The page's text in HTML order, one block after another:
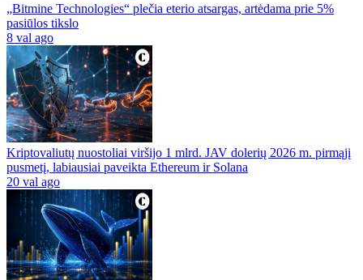
„Bitmine Technologies“ plečia eterio atsargas, artėdama prie 5%
pasiūlos tikslo
8 val ago
Kriptovaliutų nuostoliai viršijo 1 mlrd. JAV dolerių 2026 m. pirmąjį
pusmetį, labiausiai paveikta Ethereum ir Solana
20 val ago